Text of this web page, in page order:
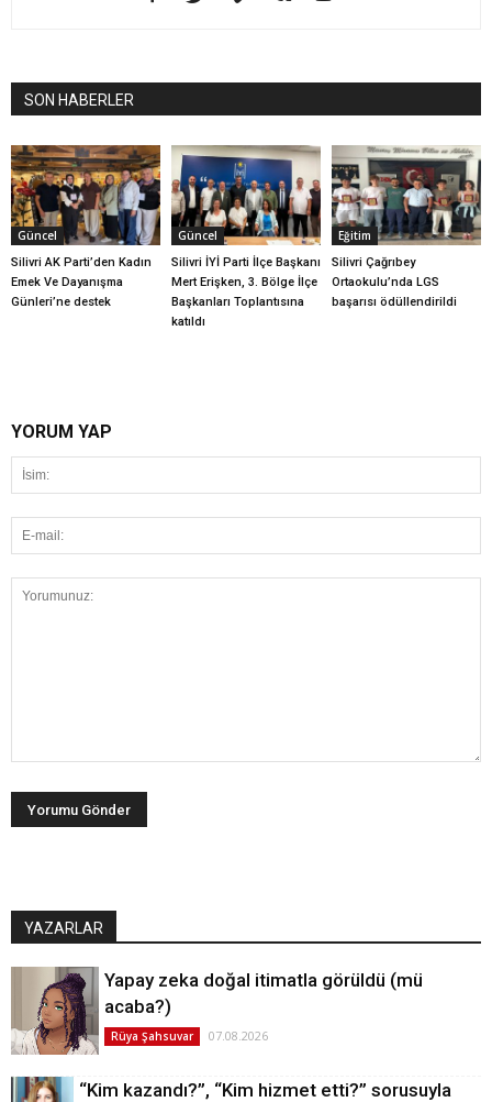
SON HABERLER
Güncel
Silivri AK Parti’den Kadın
Emek Ve Dayanışma
Günleri’ne destek
Güncel
Silivri İYİ Parti İlçe Başkanı
Mert Erişken, 3. Bölge İlçe
Başkanları Toplantısına
katıldı
Eğitim
Silivri Çağrıbey
Ortaokulu’nda LGS
başarısı ödüllendirildi
YORUM YAP
YAZARLAR
Yapay zeka doğal itimatla görüldü (mü
acaba?)
Rüya Şahsuvar 07.08.2026
“Kim kazandı?”, “Kim hizmet etti?” sorusuyla